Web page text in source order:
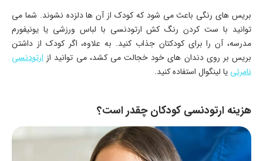
بریس های رنگی باعث می شود که کودک از آن ها دلزده نشوند. شما می
توانید با ست کردن رنگ کش ارتودنسی با لباس ورزشی یا یونیفورم
مدرسه، آن را برای کودکتان جذاب کنید. به علاوه، اگر کودک از داشتن
بریس بر روی دندان های خود خجالت می کشد، می توانید از ارتودنسی
نامرئی یا لینگوال استفاده کنید.
هزینه ارتودنسی کودکان چقدر است؟